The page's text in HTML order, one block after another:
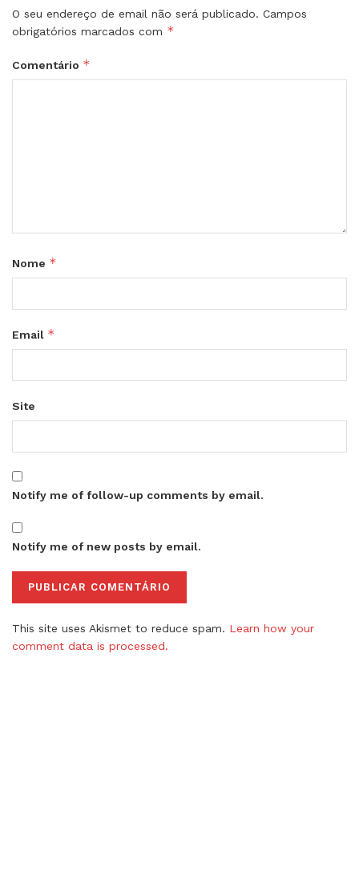
O seu endereço de email não será publicado. Campos
obrigatórios marcados com *
Comentário *
Nome *
Email *
Site
Notify me of follow-up comments by email.
Notify me of new posts by email.
This site uses Akismet to reduce spam. Learn how your
comment data is processed.